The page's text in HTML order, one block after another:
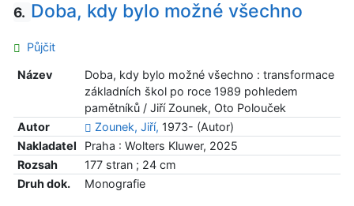
6. Doba, kdy bylo možné všechno
Půjčit
Název
Doba, kdy bylo možné všechno : transformace
základních škol po roce 1989 pohledem
pamětníků / Jiří Zounek, Oto Polouček
Autor
Zounek, Jiří, 1973- (Autor)
Nakladatel
Praha : Wolters Kluwer, 2025
Rozsah
177 stran ; 24 cm
Druh dok.
Monografie